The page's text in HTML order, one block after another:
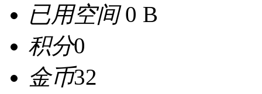
已用空间0 B
积分0
金币32